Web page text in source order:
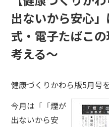
出ないから安心
式・電子たばこ
考える～
健康づくりかわら版5月号
今月は「「煙が
出ないから安